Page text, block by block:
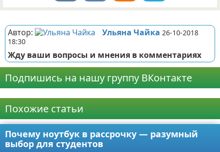
Автор: Ульяна Чайка 26-10-2018
18:30
Жду ваши вопросы и мнения в комментариях
Подпишись на нашу группу ВКонтакте
Похожие статьи
Почему ноутбук в рассрочку — разумный
выбор для студентов